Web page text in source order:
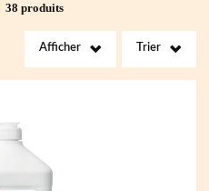
38 produits
Afficher Trier